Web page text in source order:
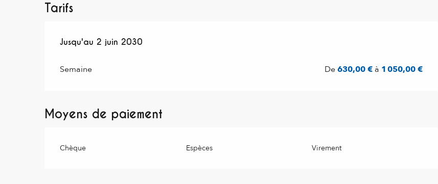
Tarifs
Du1 janvier 2025au
Jusqu'au 2 juin 2030
Semaine De630,00 € à 1 050,00 €
Moyens de paiement
Chèque Espèces Virement